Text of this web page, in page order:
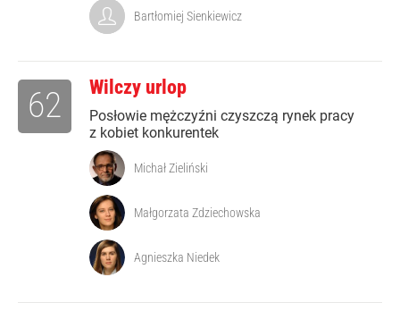
Bartłomiej Sienkiewicz
Wilczy urlop
Posłowie mężczyźni czyszczą rynek pracy
z kobiet konkurentek
62
Michał Zieliński
Małgorzata Zdziechowska
Agnieszka Niedek